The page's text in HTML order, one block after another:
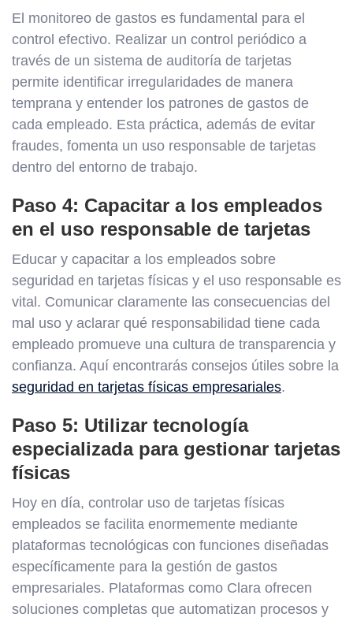
El monitoreo de gastos es fundamental para el
control efectivo. Realizar un control periódico a
través de un sistema de auditoría de tarjetas
permite identificar irregularidades de manera
temprana y entender los patrones de gastos de
cada empleado. Esta práctica, además de evitar
fraudes, fomenta un uso responsable de tarjetas
dentro del entorno de trabajo.
Paso 4: Capacitar a los empleados
en el uso responsable de tarjetas
Educar y capacitar a los empleados sobre
seguridad en tarjetas físicas y el uso responsable es
vital. Comunicar claramente las consecuencias del
mal uso y aclarar qué responsabilidad tiene cada
empleado promueve una cultura de transparencia y
confianza. Aquí encontrarás consejos útiles sobre la
seguridad en tarjetas físicas empresariales.
Paso 5: Utilizar tecnología
especializada para gestionar tarjetas
físicas
Hoy en día, controlar uso de tarjetas físicas
empleados se facilita enormemente mediante
plataformas tecnológicas con funciones diseñadas
específicamente para la gestión de gastos
empresariales. Plataformas como Clara ofrecen
soluciones completas que automatizan procesos y